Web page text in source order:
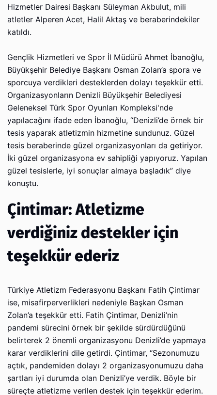
Hizmetler Dairesi Başkanı Süleyman Akbulut, mili
atletler Alperen Acet, Halil Aktaş ve beraberindekiler
katıldı.
​​​​​​​Gençlik Hizmetleri ve Spor İl Müdürü Ahmet İbanoğlu,
Büyükşehir Belediye Başkanı Osman Zolan’a spora ve
sporcuya verdikleri desteklerden dolayı teşekkür etti.
Organizasyonların Denizli Büyükşehir Belediyesi
Geleneksel Türk Spor Oyunları Kompleksi'nde
yapılacağını ifade eden İbanoğlu, “Denizli’de örnek bir
tesis yaparak atletizmin hizmetine sundunuz. Güzel
tesis beraberinde güzel organizasyonları da getiriyor.
İki güzel organizasyona ev sahipliği yapıyoruz. Yapılan
güzel tesislerle, iyi sonuçlar almaya başladık” diye
konuştu.
Çintimar: Atletizme
verdiğiniz destekler için
teşekkür ederiz
Türkiye Atletizm Federasyonu Başkanı Fatih Çintimar
ise, misafirperverlikleri nedeniyle Başkan Osman
Zolan’a teşekkür etti. Fatih Çintimar, Denizli’nin
pandemi sürecini örnek bir şekilde sürdürdüğünü
belirterek 2 önemli organizasyonu Denizli’de yapmaya
karar verdiklerini dile getirdi. Çintimar, “Sezonumuzu
açtık, pandemiden dolayı 2 organizasyonumuzu daha
şartları iyi durumda olan Denizli’ye verdik. Böyle bir
süreçte atletizme verilen destek için teşekkür ederim.